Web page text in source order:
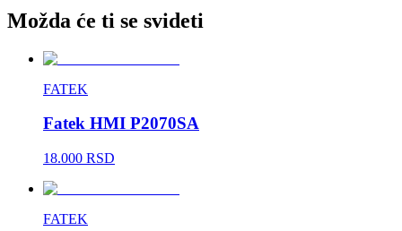
Možda će ti se svideti
FATEK
Fatek HMI P2070SA
18.000 RSD
FATEK